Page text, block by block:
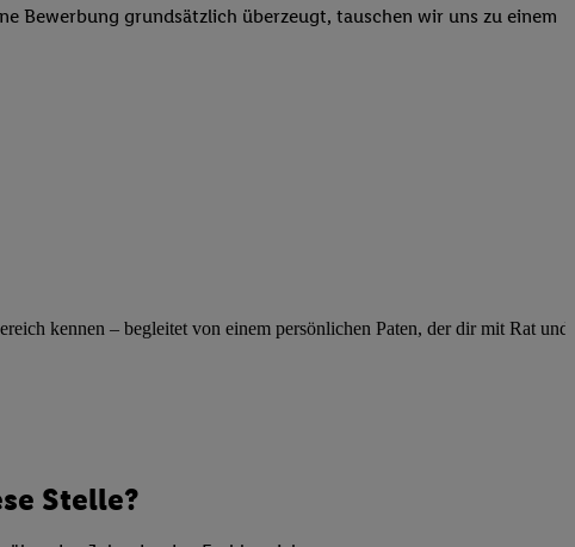
Bewerbung grundsätzlich überzeugt, tauschen wir uns zu einem
kennen – begleitet von einem persönlichen Paten, der dir mit Rat und
Stelle?
einzelne
benannten Zwecke
Informationen,
von Profilen